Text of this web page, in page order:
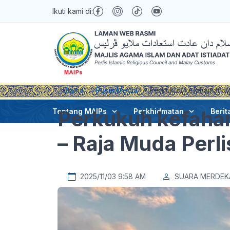
Ikuti kami di:
Tentang MAIPs Perkhidmatan
Utama Pusat Media Perkukuh kefahaman
Perkukuh
– Raja Muda
2025/11/03 9:58 AM SUARA